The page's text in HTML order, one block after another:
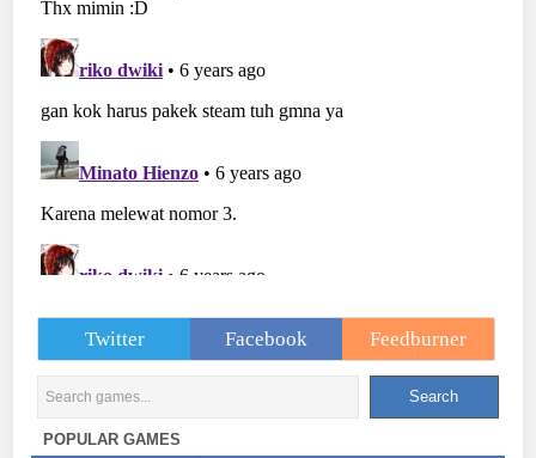
Twitter Facebook Feedburner
POPULAR GAMES